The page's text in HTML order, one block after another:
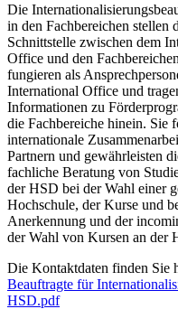
Die
in den Fachbereichen stellen
Schnittstelle zwischen dem
Office und den
fungieren als
International Office und
Informationen zu
die Fachbereiche hinein. Sie
internationale
Partnern und​​ gewährleisten
fachliche Beratung von
der HSD bei der Wahl einer
Hochschule, der Kurse und
Anerkennung und der
der Wahl von Kursen an der
Die Kontaktdaten finden Sie
Beauftragte für
HSD.pdf